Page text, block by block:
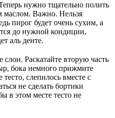
нужно тщательно полить
маслом. Важно. Нельзя
пирог будет очень сухим, а
до нужной кондиции,
аль денте.
Раскатайте вторую часть
бока немного прижмите
слепилось вместе с
не сделать бортики
в этом месте тесто не